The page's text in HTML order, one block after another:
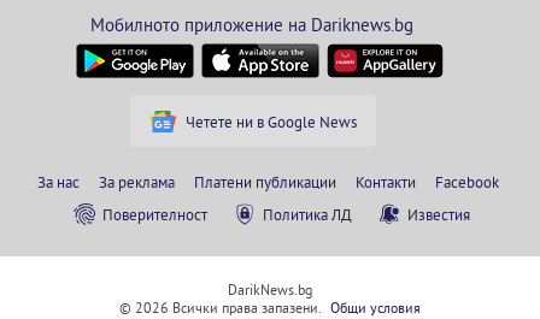
Мобилното приложение на Dariknews.bg
Четете ни в Google News
За нас За реклама Платени публикации Контакти
Facebook
Поверителност
Политика ЛД Известия
DarikNews.bg
© 2026 Всички права запазени. Общи условия